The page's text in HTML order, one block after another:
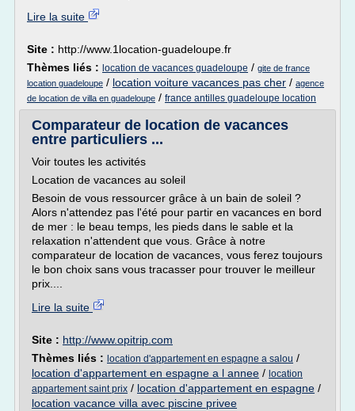
Lire la suite
Site : http://www.1location-guadeloupe.fr
Thèmes liés : location de vacances guadeloupe / gite de france
location guadeloupe / location voiture vacances pas cher / agence
de location de villa en guadeloupe / france antilles guadeloupe location
Comparateur de location de vacances
entre particuliers ...
Voir toutes les activités
Location de vacances au soleil
Besoin de vous ressourcer grâce à un bain de soleil ?
Alors n'attendez pas l'été pour partir en vacances en bord
de mer : le beau temps, les pieds dans le sable et la
relaxation n'attendent que vous. Grâce à notre
comparateur de location de vacances, vous ferez toujours
le bon choix sans vous tracasser pour trouver le meilleur
prix....
Lire la suite
Site : http://www.opitrip.com
Thèmes liés : location d'appartement en espagne a salou /
location d'appartement en espagne a l annee / location
appartement saint prix / location d'appartement en espagne /
location vacance villa avec piscine privee